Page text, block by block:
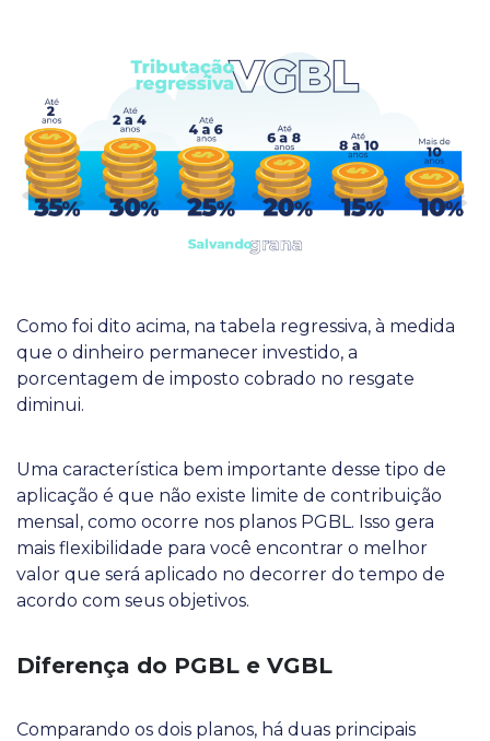
Como foi dito acima, na tabela regressiva, à medida
que o dinheiro permanecer investido, a
porcentagem de imposto cobrado no resgate
diminui.
Uma característica bem importante desse tipo de
aplicação é que não existe limite de contribuição
mensal, como ocorre nos planos PGBL. Isso gera
mais flexibilidade para você encontrar o melhor
valor que será aplicado no decorrer do tempo de
acordo com seus objetivos.
Diferença do PGBL e VGBL
Comparando os dois planos, há duas principais